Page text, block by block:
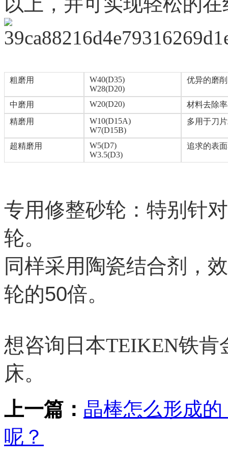
粗磨用 W40(D35)
W28(D20)
优异的磨
中磨用 W20(D20)
材料去除
精磨用
W10(D15A)
W7(D15B)
多用于刀
超精磨用 W5(D7)
W3.5(D3)
追求的表
专用修整砂轮：特别针
轮。
同样采用陶瓷结合剂，
轮的50倍。
想咨询日本TEIKEN铁
床。
上一篇： 晶棒怎么形成
呢？